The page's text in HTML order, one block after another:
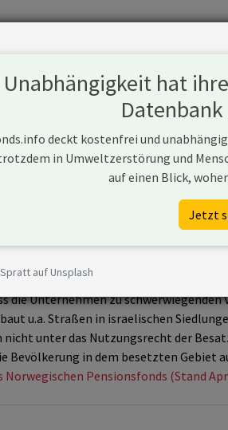
Electra Ltd. wurden im September
die Unternehmen zu
u.a. Straßen in israelischen
unter das Nutzungsrecht der
Bevölkerung in dem besetzten Gebiet
Norwegischen Pensionsfonds (Stand
Unabhängigkeit hat
deckt kostenfrei und
in Umweltzerstörung und
auf einen Blick,
Jetzt
auf Unsplash